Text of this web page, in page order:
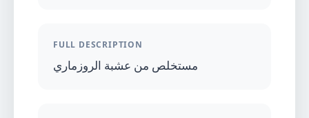
FULL DESCRIPTION
مستخلص من عشبة الروزماري